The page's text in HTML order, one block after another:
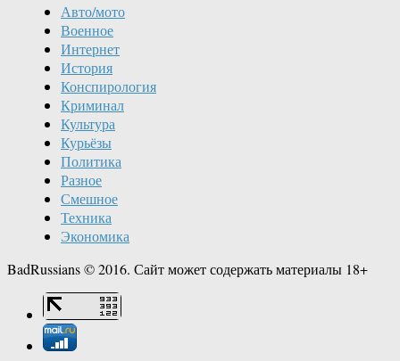
Авто/мото
Военное
Интернет
История
Конспирология
Криминал
Культура
Курьёзы
Политика
Разное
Смешное
Техника
Экономика
BadRussians © 2016. Сайт может содержать материалы 18+